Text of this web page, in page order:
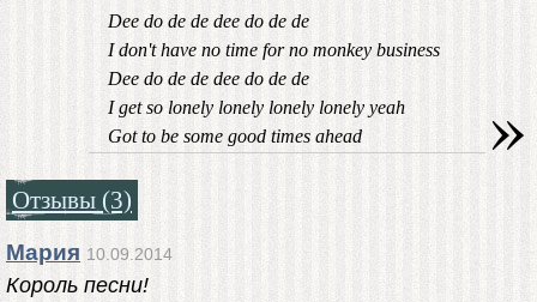
Dee do de de dee do de de
I don't have no time for no monkey business
Dee do de de dee do de de
I get so lonely lonely lonely lonely yeah
Got to be some good times ahead
»
Отзывы (3)
Мария 10.09.2014
Король песни!